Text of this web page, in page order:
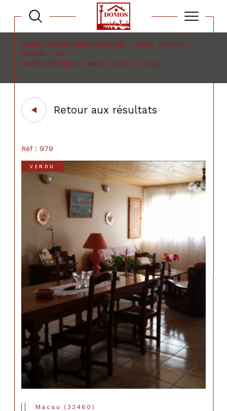
AGENCE IMMOBILIÈRE PAREMPUYRE VENTE
MACAU
MAISON
T5
MAISON INDIVIDUELLE MACAU 5 PIECE S 120 M2
Retour aux résultats
Réf : 979
VENDU
Macau (33460)